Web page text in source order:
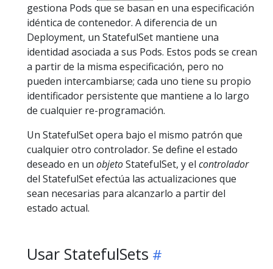
gestiona Pods que se basan en una especificación
idéntica de contenedor. A diferencia de un
Deployment, un StatefulSet mantiene una
identidad asociada a sus Pods. Estos pods se crean
a partir de la misma especificación, pero no
pueden intercambiarse; cada uno tiene su propio
identificador persistente que mantiene a lo largo
de cualquier re-programación.
Un StatefulSet opera bajo el mismo patrón que
cualquier otro controlador. Se define el estado
deseado en un objetoStatefulSet, y el controlador
del StatefulSet efectúa las actualizaciones que
sean necesarias para alcanzarlo a partir del
estado actual.
Usar StatefulSets